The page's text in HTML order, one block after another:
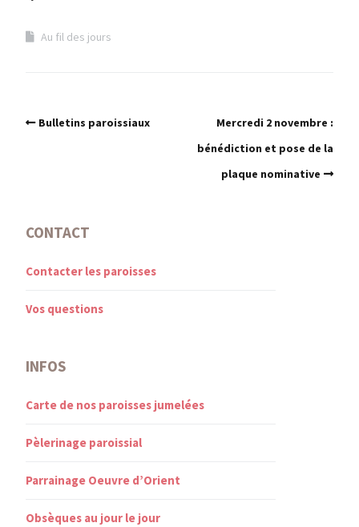
Au fil des jours
Bulletins paroissiaux
Mercredi 2 novembre :
bénédiction et pose de la
plaque nominative
CONTACT
Contacter les paroisses
Vos questions
INFOS
Carte de nos paroisses jumelées
Pèlerinage paroissial
Parrainage Oeuvre d’Orient
Obsèques au jour le jour